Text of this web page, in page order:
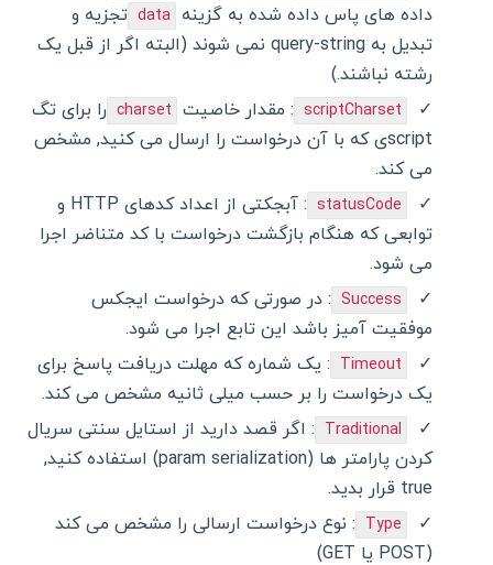
داده های پاس داده شده به گزینه data تجزیه و
تبدیل به query-string نمی شوند (البته اگر از قبل یک
رشته نباشند.)
scriptCharset : مقدار خاصیت charset را برای تگ
scriptی که با آن درخواست را ارسال می کنید, مشخص
می کند.
statusCode
: آبجکتی از اعداد کدهای HTTP و
توابعی که هنگام بازگشت درخواست با کد متناضر اجرا
می شود.
Success : در صورتی که درخواست ایجکس
موفقیت آمیز باشد این تابع اجرا می شود.
Timeout
: یک شماره که مهلت دریافت پاسخ برای
یک درخواست را بر حسب میلی ثانیه مشخص می کند.
Traditional
: اگر قصد دارید از استایل سنتی سریال
کردن پارامتر ها (param serialization) استفاده کنید,
true قرار بدید.
Type
: نوع درخواست ارسالی را مشخص می کند
(POST یا GET)